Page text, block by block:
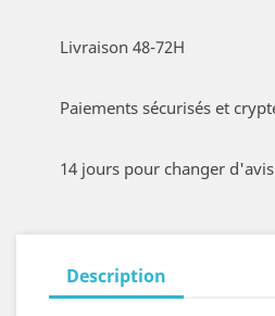
Livraison 48-72H
Paiements sécurisés et
14 jours pour changer d'avis
Description